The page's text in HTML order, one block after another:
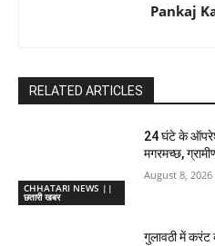
Pankaj
RELATED ARTICLES
CHHATARI NEWS ||
छतारी खबर
24 घंटे के
मगरमच्छ,
August 8, 2026
गुलावठी में